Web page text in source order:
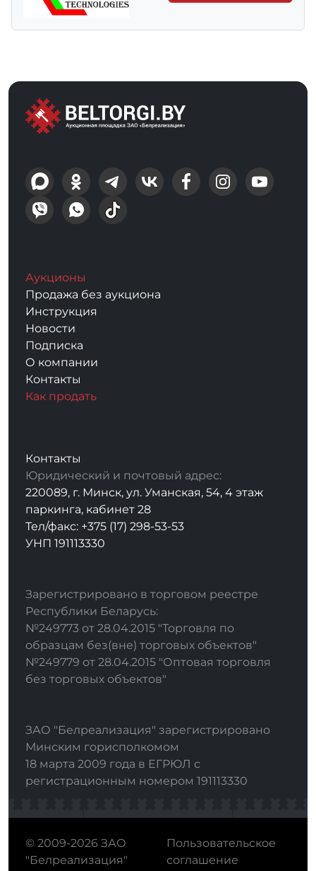
Аукционы
Продажа без аукциона
Инструкция
Новости
Подписка
О компании
Контакты
Как продать
Контакты
Юридический и почтовый адрес:
220089, г. Минск, ул. Уманская, 54, 4 этаж
паркинга, кабинет 28
Тел/факс: +375 (17) 298-53-53
УНП 191113330
Зарегистрировано в торговом реестре
Республики Беларусь:
№249773 от 28.04.2015 "Торговля по
образцам без(вне) торговых объектов"
№249779 от 28.04.2015 "Оптовая торговля
без торговых объектов"
ЗАО "Белреализация" зарегистрировано
Минским горисполкомом
18 марта 2009 года в ЕГРЮЛ с
регистрационным номером 191113330
© 2009-2026 ЗАО
"Белреализация"
Пользовательское
соглашение